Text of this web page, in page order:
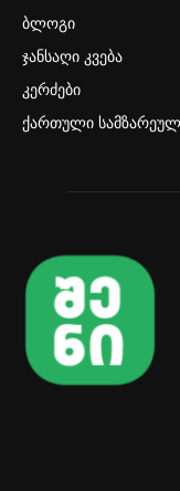
ბლოგი
ჯანსაღი კვება
კერძები
ქართული